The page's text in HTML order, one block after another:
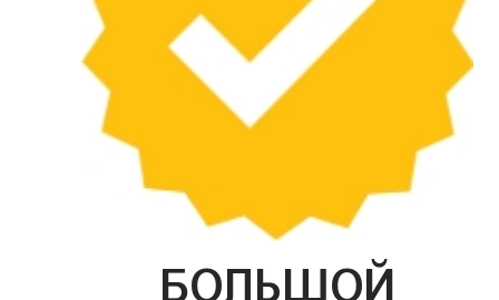
БОЛЬШОЙ